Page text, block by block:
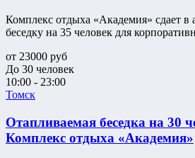
Комплекс отдыха «Академия» сдает
беседку на 35 человек для
от 23000 руб
До 30 человек
10:00 - 23:00
Томск
Отапливаемая беседка на 30
Комплекс отдыха «Академия»